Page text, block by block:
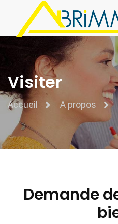
Visiter
Accueil A propos
Demande